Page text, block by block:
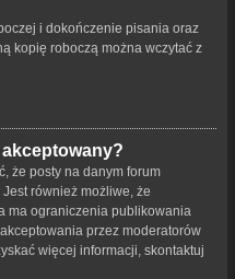
i dokończenie pisania oraz
kopię roboczą można wczytać z
że posty na danym forum
również możliwe, że
ma ograniczenia publikowania
przez moderatorów
więcej informacji, skontaktuj